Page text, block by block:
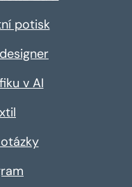
potisk
v AI